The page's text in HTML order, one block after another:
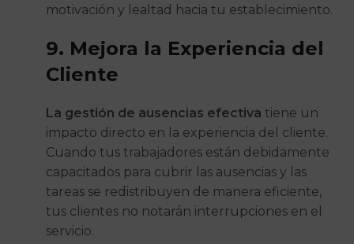
motivación y lealtad hacia tu establecimiento.
9. Mejora la Experiencia del
Cliente
La gestión de ausencias efectiva tiene un
impacto directo en la experiencia del cliente.
Cuando tus trabajadores están debidamente
capacitados para cubrir las ausencias y las
tareas se redistribuyen de manera eficiente,
tus clientes no notarán interrupciones en el
servicio.